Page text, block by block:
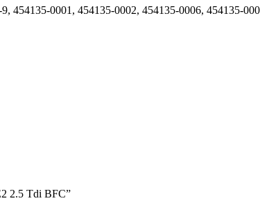
454135-0001, 454135-0002, 454135-0006, 454135-
2.5 Tdi BFC”